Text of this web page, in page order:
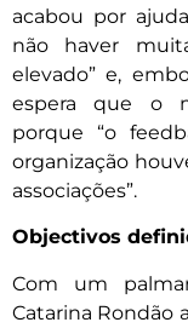
acabou por
não haver
elevado” e,
espera que o
porque “o
organização
associações”.
Objectivos
Com um
Catarina Rondão